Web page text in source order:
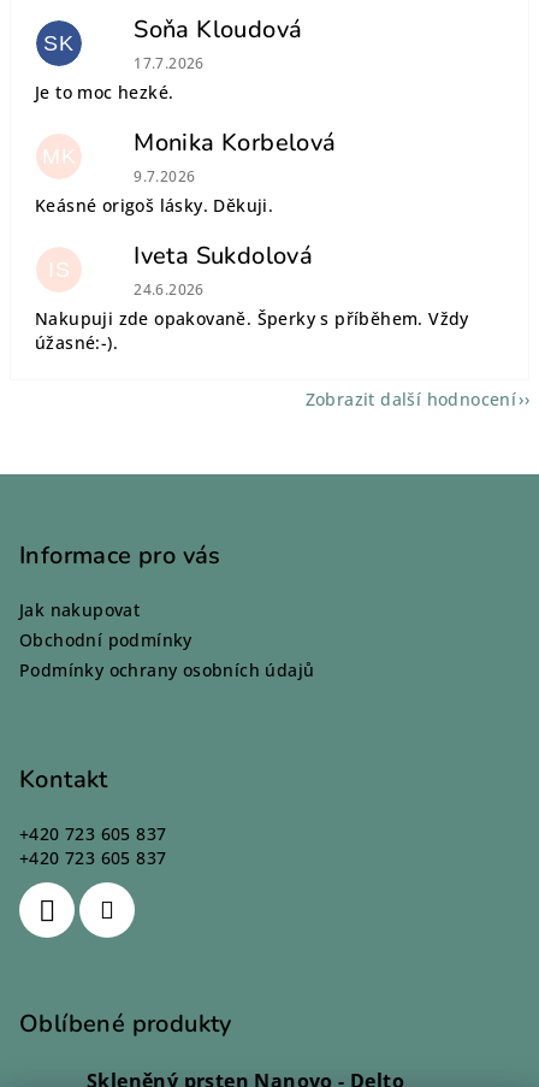
SK Soňa Kloudová
Hodnocení obchodu je 5 z 5 hvězdiček.
17.7.2026
Je to moc hezké.
MK Monika Korbelová
Hodnocení obchodu je 5 z 5 hvězdiček.
9.7.2026
Keásné origoš lásky. Děkuji.
IS Iveta Sukdolová
Hodnocení obchodu je 5 z 5 hvězdiček.
24.6.2026
Nakupuji zde opakovaně. Šperky s příběhem. Vždy
úžasné:-).
Zobrazit další hodnocení
Informace pro vás
Jak nakupovat
Obchodní podmínky
Podmínky ochrany osobních údajů
Kontakt
+420 723 605 837
+420 723 605 837
Oblíbené produkty
Skleněný prsten Nanovo - Delto